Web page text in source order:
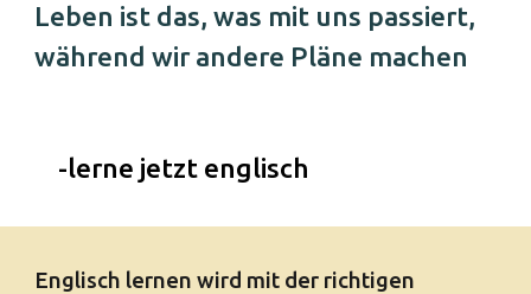
Leben ist das, was mit uns passiert,
während wir andere Pläne machen
-lerne jetzt englisch
Englisch lernen wird mit der richtigen